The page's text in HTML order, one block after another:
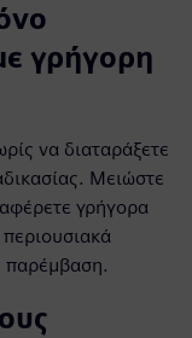
γρήγορη
να διαταράξετε
Μειώστε
γρήγορα
παρέμβαση.